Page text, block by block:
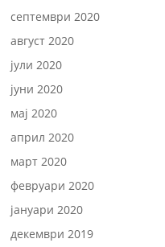
септември 2020
август 2020
јули 2020
јуни 2020
мај 2020
април 2020
март 2020
февруари 2020
јануари 2020
декември 2019